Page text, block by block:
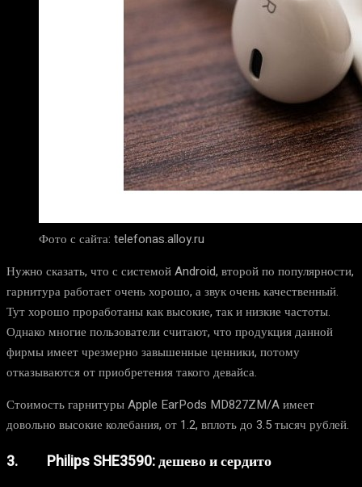
Фото с сайта: telefonas.alloy.ru
Нужно сказать, что с системой Android, второй по популярности,
гарнитура работает очень хорошо, а звук очень качественный.
Тут хорошо проработаны как высокие, так и низкие частоты.
Однако многие пользователи считают, что продукция данной
фирмы имеет чрезмерно завышенные ценники, потому
отказываются от приобретения такого девайса.
Стоимость гарнитуры Apple EarPods MD827ZM/A имеет
довольно высокие колебания, от 1.2, вплоть до 3.5 тысяч рублей.
3. Philips SHE3590: дешево и сердито